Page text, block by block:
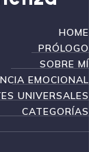
HOME
PRÓLOGO
SOBRE MÍ
EMOCIONAL
UNIVERSALES
CATEGORÍAS